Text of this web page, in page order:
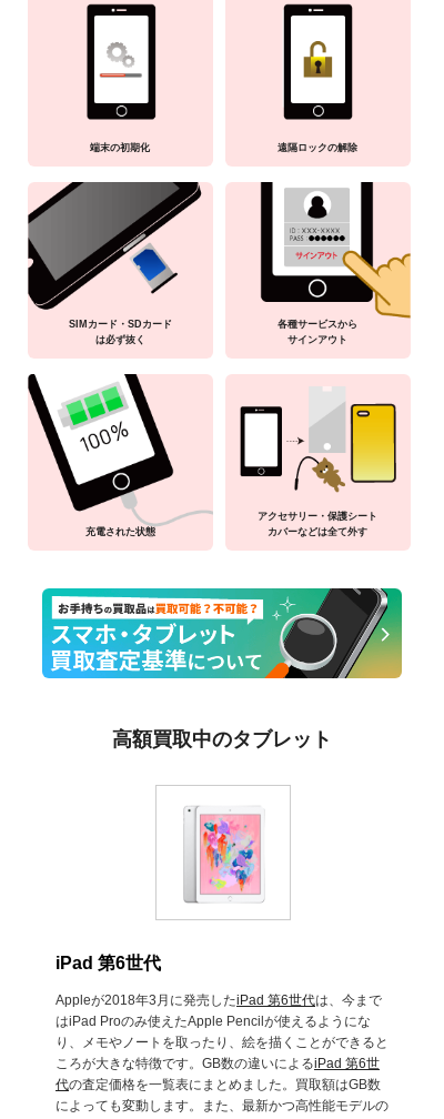
端末の初期化 遠隔ロックの解除
SIMカード・SDカード
は必ず抜く
各種サービスから
サインアウト
充電された状態
アクセサリー・保護シート
カバーなどは全て外す
高額買取中のタブレット
iPad 第6世代
Appleが2018年3月に発売したiPad 第6世代は、今まで
はiPad Proのみ使えたApple Pencilが使えるようにな
り、メモやノートを取ったり、絵を描くことができると
ころが大きな特徴です。GB数の違いによるiPad 第6世
代の査定価格を一覧表にまとめました。買取額はGB数
によっても変動します。また、最新かつ高性能モデルの